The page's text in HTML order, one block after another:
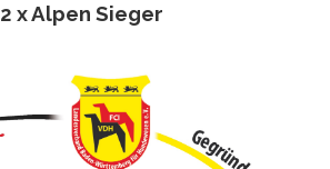
2 x Alpen Sieger